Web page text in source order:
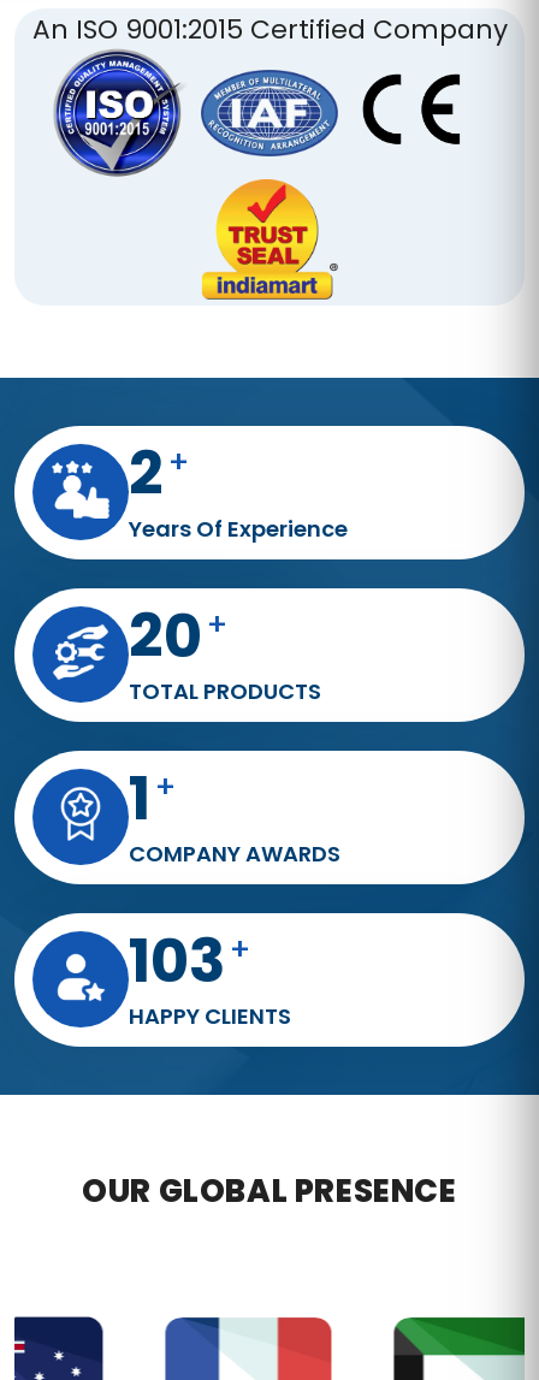
An ISO 9001:2015 Certified Company
4 +
Years Of Experience
33 +
TOTAL PRODUCTS
3+
COMPANY AWARDS
168 +
HAPPY CLIENTS
OUR GLOBAL PRESENCE